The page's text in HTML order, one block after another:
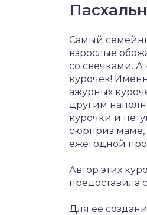
Самый
взрослые
со свечками.
курочек!
ажурных
другим
курочки и
сюрприз маме,
ежегодной
Автор этих
предоставила
Для ее